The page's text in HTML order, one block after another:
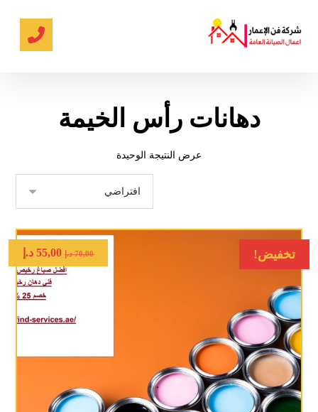
دهانات رأس الخيمة
عرض النتيجة الوحيدة
تخفيض! 70,00 د.إ 55,00 د.إ